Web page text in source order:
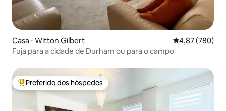
Casa ⋅ Witton Gilbert 4,87 de uma
4,87 (780)
Fuja para a cidade de Durham ou para o campo
Entre os melhores preferidos dos hóspedes
Preferido dos hóspedes